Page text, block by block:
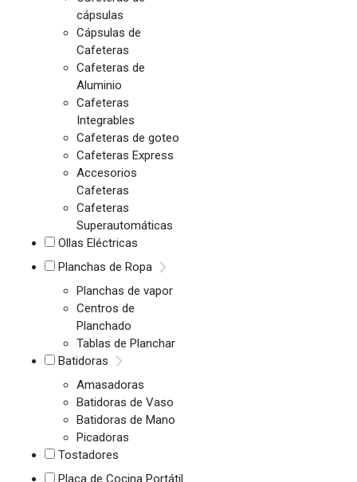
cápsulas
Cápsulas de
Cafeteras
Cafeteras de
Aluminio
Cafeteras
Integrables
Cafeteras de goteo
Cafeteras Express
Accesorios
Cafeteras
Cafeteras
Superautomáticas
Ollas Eléctricas
Planchas de Ropa
Planchas de vapor
Centros de
Planchado
Tablas de Planchar
Batidoras
Amasadoras
Batidoras de Vaso
Batidoras de Mano
Picadoras
Tostadores
Placa de Cocina Portátil